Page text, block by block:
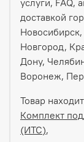
услуги, FAQ,
доставкой
Новгород,
Дону,
Воронеж,
Товар
Комплект
(ИТС),